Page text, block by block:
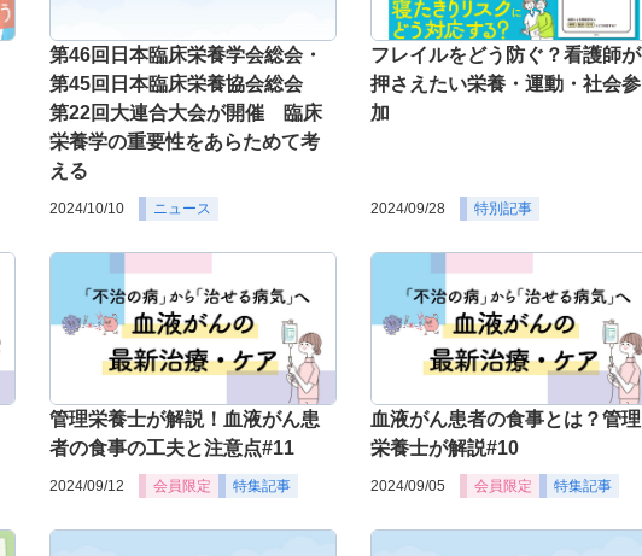
第46回日本臨床栄養学会総会・
第45回日本臨床栄養協会総会
第22回大連合大会が開催 臨床
栄養学の重要性をあらためて考
える
2024/10/10 ニュース
フレイルをどう防ぐ？看護師が
押さえたい栄養・運動・社会参
加
2024/09/28 特別記事
管理栄養士が解説！血液がん患
者の食事の工夫と注意点#11
2024/09/12 会員限定 特集記事
血液がん患者の食事とは？管理
栄養士が解説#10
2024/09/05 会員限定 特集記事